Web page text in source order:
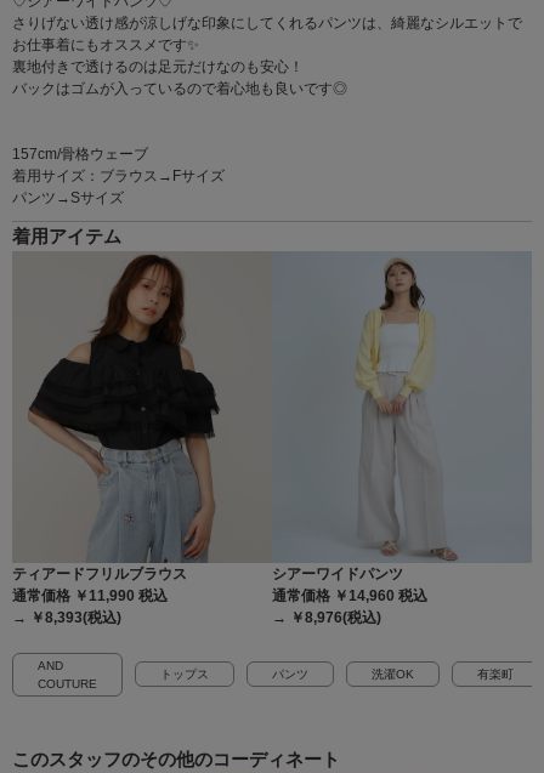
さりげない透け感が涼しげな印象にしてくれるパンツは、綺麗なシルエットで
お仕事着にもオススメです✨
裏地付きで透けるのは足元だけなのも安心！
バックはゴムが入っているので着心地も良いです◎
157cm/骨格ウェーブ
着用サイズ：ブラウス→Fサイズ
パンツ→Sサイズ
着用アイテム
ティアードフリルブラウス
通常価格 ￥11,990 税込
→ ￥8,393(税込)
シアーワイドパンツ
通常価格 ￥14,960 税込
→ ￥8,976(税込)
AND
COUTURE
トップス パンツ 洗濯OK 有楽町
このスタッフのその他のコーディネート